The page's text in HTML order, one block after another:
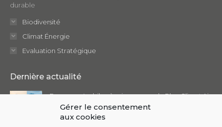
Gérer le consentement
aux cookies
durable
Biodiversité
Climat Énergie
Evaluation Stratégique
Dernière actualité
Focus sur : Le bilan à mi-parcours du Plan Climat Air
Énergie Territorial (PCAET)
février 2025